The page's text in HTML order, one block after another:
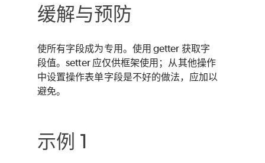
缓解与预防
使所有字段成为专用。使用 getter 获取字
段值。setter 应仅供框架使用；从其他操作
中设置操作表单字段是不好的做法，应加以
避免。
示例 1